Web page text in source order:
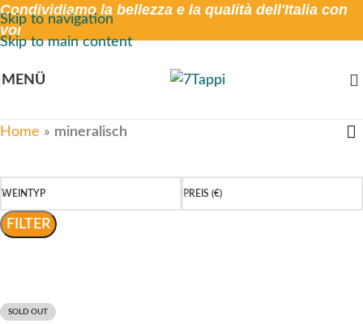
Skip to navigation
Skip to main content
Condividiamo la bellezza e la qualità dell'Italia con
voi
MENÜ
Home » mineralisch
WEINTYP PREIS (€)
FILTER
SOLD OUT